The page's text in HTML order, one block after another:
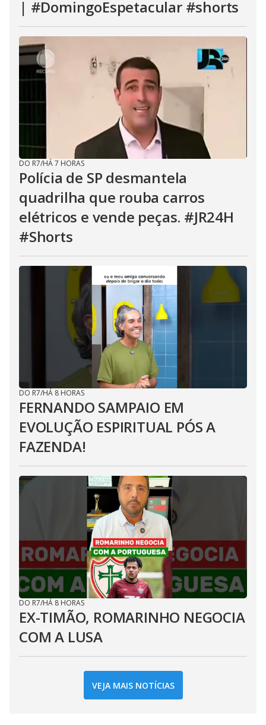
| #DomingoEspetacular #shorts
DO R7/HÁ 7 HORAS
Polícia de SP desmantela
quadrilha que rouba carros
elétricos e vende peças. #JR24H
#Shorts
DO R7/HÁ 8 HORAS
FERNANDO SAMPAIO EM
EVOLUÇÃO ESPIRITUAL PÓS A
FAZENDA!
DO R7/HÁ 8 HORAS
EX-TIMÃO, ROMARINHO NEGOCIA
COM A LUSA
VEJA MAIS NOTÍCIAS